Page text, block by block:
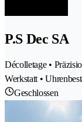
P.S Dec SA
Décolletage •
Werkstatt •
Geschlossen